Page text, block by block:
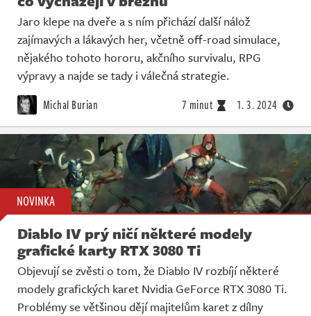
Jaro klepe na dveře a s ním přichází další nálož
zajímavých a lákavých her, včetně off-road simulace,
nějakého tohoto hororu, akčního survivalu, RPG
výpravy a najde se tady i válečná strategie.
Michal Burian 7 minut 1. 3. 2024
NOVINKA
Diablo IV prý ničí některé modely
grafické karty RTX 3080 Ti
Objevují se zvěsti o tom, že Diablo IV rozbíjí některé
modely grafických karet Nvidia GeForce RTX 3080 Ti.
Problémy se většinou dějí majitelům karet z dílny